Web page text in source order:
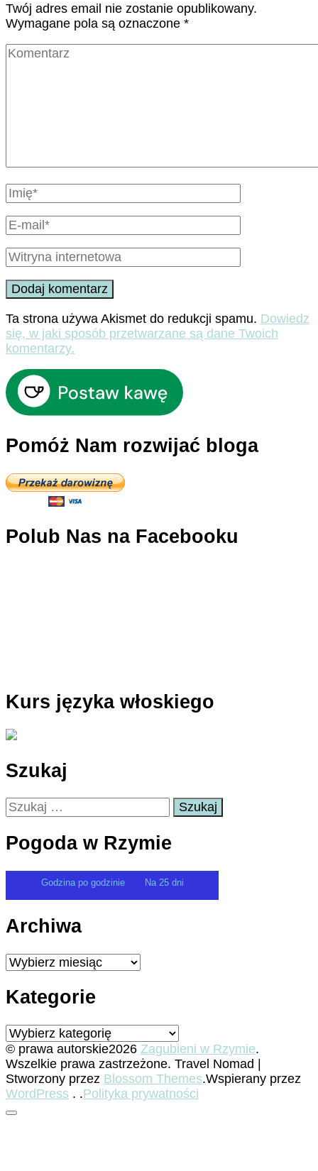
Twój adres email nie zostanie opublikowany.
Wymagane pola są oznaczone *
Ta strona używa Akismet do redukcji spamu. Dowiedz
się, w jaki sposób przetwarzane są dane Twoich
komentarzy.
Pomóż Nam rozwijać bloga
Polub Nas na Facebooku
Kurs języka włoskiego
Szukaj
Szukaj:
Pogoda w Rzymie
Godzina po godzinie Na 25 dni
Archiwa
Archiwa
Kategorie
Kategorie
© prawa autorskie2026 Zagubieni w Rzymie.
Wszelkie prawa zastrzeżone. Travel Nomad |
Stworzony przez Blossom Themes.Wspierany przez
WordPress . .Polityka prywatności